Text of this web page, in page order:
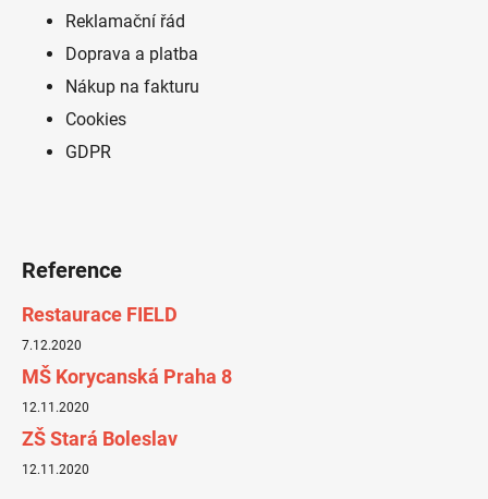
Reklamační řád
Doprava a platba
Nákup na fakturu
Cookies
GDPR
Reference
Restaurace FIELD
7.12.2020
MŠ Korycanská Praha 8
12.11.2020
ZŠ Stará Boleslav
12.11.2020